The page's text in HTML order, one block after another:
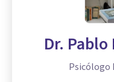
Dr.
Psicólogo